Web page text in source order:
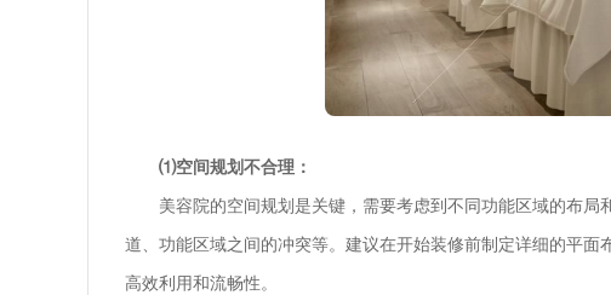
⑴空间规划不合理：
美容院的空间规划是关键，需要考虑到不同功能区域的布
道、功能区域之间的冲突等。建议在开始装修前制定详细的平
高效利用和流畅性。